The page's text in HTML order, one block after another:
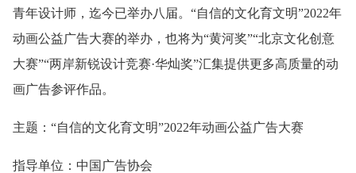
青年设计师，迄今已举办八届。“自信的文化育文明”2022年
动画公益广告大赛的举办，也将为“黄河奖”“北京文化创意
大赛”“两岸新锐设计竞赛·华灿奖”汇集提供更多高质量的动
画广告参评作品。
主题：“自信的文化育文明”2022年动画公益广告大赛
指导单位：中国广告协会